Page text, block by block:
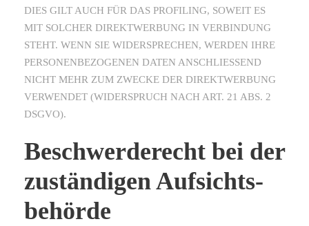
DIES GILT AUCH FÜR DAS PROFILING, SOWEIT ES
MIT SOLCHER DIREKTWERBUNG IN VERBINDUNG
STEHT. WENN SIE WIDERSPRECHEN, WERDEN IHRE
PERSONENBEZOGENEN DATEN ANSCHLIESSEND
NICHT MEHR ZUM ZWECKE DER DIREKTWERBUNG
VERWENDET (WIDERSPRUCH NACH ART. 21 ABS. 2
DSGVO).
Beschwerde­recht bei der
zuständigen Aufsichts­
behörde